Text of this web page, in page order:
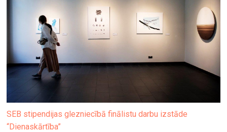
SEB stipendijas glezniecībā finālistu darbu izstāde
“Dienaskārtība”